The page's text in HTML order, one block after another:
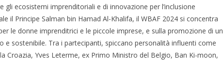
ecosistemi imprenditoriali e di innovazione per l’inclusione
il Principe Salman bin Hamad Al-Khalifa, il WBAF 2024 si concentra
le donne imprenditrici e le piccole imprese, e sulla promozione di un
e sostenibile. Tra i partecipanti, spiccano personalità influenti come
Croazia, Yves Leterme, ex Primo Ministro del Belgio, Ban Ki-moon,